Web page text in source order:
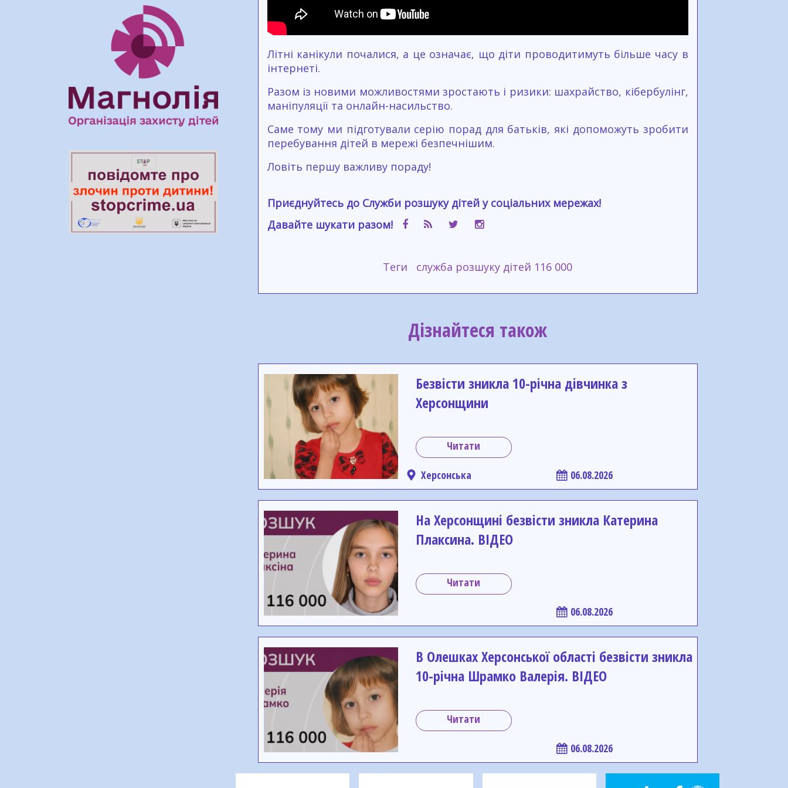
Літні канікули почалися, а це означає, що діти проводитимуть більше часу в
інтернеті.
Разом із новими можливостями зростають і ризики: шахрайство, кібербулінг,
маніпуляції та онлайн-насильство.
Саме тому ми підготували серію порад для батьків, які допоможуть зробити
перебування дітей в мережі безпечнішим.
Ловіть першу важливу пораду!
Приєднуйтесь до Служби розшуку дітей у соціальних мережах!
Давайте шукати разом!
Теги служба розшуку дітей 116 000
Дізнайтеся також
Безвісти зникла 10-річна дівчинка з
Херсонщини
Читати
Херсонська 06.08.2026
На Херсонщині безвісти зникла Катерина
Плаксина. ВІДЕО
Читати
06.08.2026
В Олешках Херсонської області безвісти зникла
10-річна Шрамко Валерія. ВІДЕО
Читати
06.08.2026